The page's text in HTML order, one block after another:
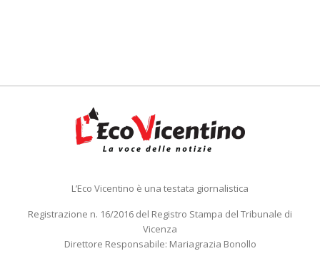
L’Eco Vicentino è una testata giornalistica
Registrazione n. 16/2016 del Registro Stampa del Tribunale di
Vicenza
Direttore Responsabile: Mariagrazia Bonollo